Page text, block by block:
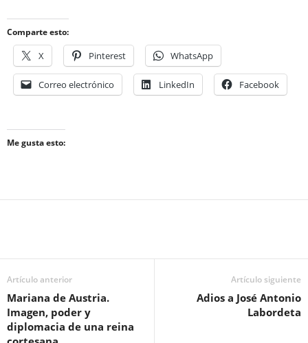
Comparte esto:
X Pinterest WhatsApp
Correo electrónico LinkedIn Facebook
Me gusta esto:
Artículo anterior
Mariana de Austria.
Imagen, poder y
diplomacia de una reina
Artículo siguiente
Adios a José Antonio
Labordeta